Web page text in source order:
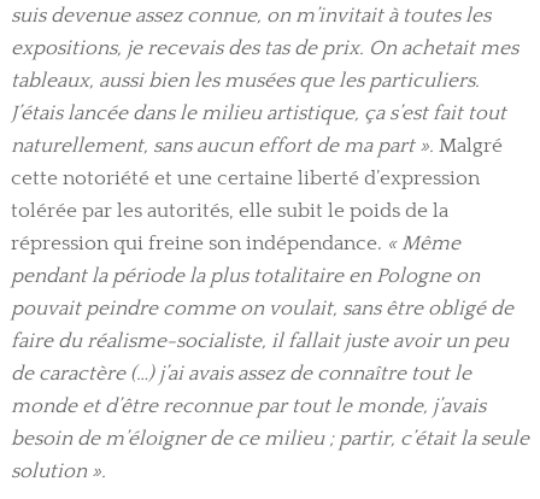
suis devenue assez connue, on m’invitait à toutes les
expositions, je recevais des tas de prix. On achetait mes
tableaux, aussi bien les musées que les particuliers.
J’étais lancée dans le milieu artistique, ça s’est fait tout
naturellement, sans aucun effort de ma part ». Malgré
cette notoriété et une certaine liberté d’expression
tolérée par les autorités, elle subit le poids de la
répression qui freine son indépendance. « Même
pendant la période la plus totalitaire en Pologne on
pouvait peindre comme on voulait, sans être obligé de
faire du réalisme-socialiste, il fallait juste avoir un peu
de caractère (…) j’ai avais assez de connaître tout le
monde et d’être reconnue par tout le monde, j’avais
besoin de m’éloigner de ce milieu ; partir, c’était la seule
solution ».